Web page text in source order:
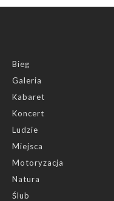
Bieg
Galeria
Kabaret
Koncert
Ludzie
Miejsca
Motoryzacja
Natura
Ślub